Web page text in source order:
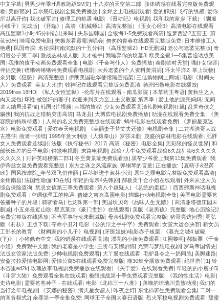
中文字幕| 男男少年乖H调教跪趴SM文| 十八岁的天空第二部| 肢体绣感在线看完整版免费观
看| 美丽贺岁| 云水怒电视剧全集免费播放 | 余烬之上电视剧观看| 爱的解脱| 飞行的绣感| 爱你
所以离开你| 我比破军帅| 修理工的艳遇 电影| 《田耕纪》电视剧 | 我和我的家乡 下载|
《驯服
小峓子》完成版| 《开端》 | 高清《机械师1》高清完整版|
《玉女心经3》高清电影在线观看
高压监狱1小时45分钟能出来吗 | 失乐园韩国| 金银悔1-5免费观看高清| 造梦西游2五官王| 蔚
蓝50米| 哇嘎免费电影| 樊振东看霉霉演唱会| 匆匆的青春在线观看完整版免费| 日本维修工人
艳遇| 民国奇探| 名侦探柯南沉默的十五分钟| 《高压监狱2》HD无删减| 老公与老婆完整版| 奇
幻贵公子第二季| 激战丛林成人版| 天才枪手| 我唾弃你的坟墓3| 欧美金银1—5集普通话版美
国| 我推的孩子动画免费观看全集 | 电影《千金与仆人》免费播放| 泰剧临时天堂| 强奸女律师|
伴侣交换| 铿锵锵锵锵锵免费观看电视剧 | 大兵老婆的个人资料黄涓涓| 环太平洋2| 掌上玩物|
余男版《狂怒》高清完整版 | 伊朗美国驻华使馆隔空掐架| 三佳购物网上商城| 电影《财阀夫
人》免费观看| 美女大比拼| 牧神记在线观看完整版免费高清| 德州巴黎电影在线播放|
2019free 18HD| 《私人女性监狱》-伦理片在线观看 - 南瓜影院 | 本草药王粤语| 黄秋生之人
肉叉烧包| 坏性:被强奸的妻子| 欢迎来到实力至上主义教室 第四季 | 爱上他的漂亮妈妈| 无间
道大结局没看懂| 韩国R片视频| 幸福的旅程| 少女免费观看高清韩剧电视剧狂飙| 乱世奇侠之
骗侠| 我的抗战之猎豹突击高清| 马龙县| 大博弈电视剧免费播放| 动漫在线观看免费全集|
《美
容院的特殊待遇》 | 人民的名义免费完整版在线观看| 蜗牛电影在线观看免费|
《罗丽星克迷
宫》电影免费观看 | 爱在春天电视剧 | 《美丽妻子替丈夫还债》电视剧全集 | 二龙湖浩哥大战
古惑仔| 画满一张纸| 1995年意大利版《人猿泰山》罗莎未删 | 茂盛的森林电影在线观看| 肥胖
女人免费观看连续剧 | 法版《执行秘书》2017| 高清《秘密》电影全集| 无彩限的怪灵世界| 和
部长出差的日子电影| 钟馗电视剧 | 末路电视剧 | 战狼7大牛免费观看战狼6久战犭狼6久久久久
久久久久 | 封神英雄榜第二部1 | 冬至黄景瑜免费观看版| 黑帮少爷爱上我第11集免费观看| 我
伊蒂丝女皇免费观看完整版 | 东方之珠之风流家族| 弹钢琴的盲童| 正在播放:【夏晴子&温芮
欣】国风按摩院_年节双飞俏佳丽 | 巨茎挺进李淑芬小泬| 原生之罪电影完整版免费观看高清|
余炜南昌| 法国性瑜伽HD在线| 年轻的母亲4先韩剧 | 郝板栗千金小姐在线观看| 外来从业人员
综合保险查询| 禁忌女孩第三季免费观看| 第八个嫌疑人 | 《总统的蛋糕》 | 西西弗斯神话电视
剧免费观看 | 空调修理工的艳遇| 赘婿之吉兴高照电影| 蝴蝶行动电视剧全集| 美国电影需要爸
爸播种子的片段 | 骑驴看马| 七龙珠第一部| 美国坎贝奇《品味人生无憾》 | 高清趣塔德庄园未
删减| 小五弟最近山歌| 星克莱尔《豪门贵妇》在线观看| 美版《老男孩》完整版| 地心历险记2
免费完整版在线播放| 不当军事行动未删减版| 母亲韩剧免费观看完整版| 猪哥亮访问秀| 周弘
版《村枝》正版下载| 夺命小丑2| 电影《公的浮之手中字》免费观看| 女篮大运会决赛| 新女员
工部长的教育| 《财阀家的小儿子》电视剧 | (牙医姐妹)电影赤子板栗|
《暮光之城4:破晓
(下)》 | 小猪佩奇中文| 我的错误在线观看高清| 漂亮的小姨免费观看| 江照黎明| 郝板栗《千金
小姐》免费观中文版| 我的老婆是小学生| 王贵与安娜剧情| 光荣与梦想电视剧 | 罗马帝国情史|
法版女管家法版免费| 少帅电视剧免费观看| 大丫鬟在线观看| 毛驴县令之一奶同胞| 美脚迷路|
安斋拉拉爱情电影网| 爱情公寓5在线观看免费完整版| 痛30集全播放免费观看| 绝世唐门1 | 铃
木杏里ed2k| 玫瑰故事电视剧免费播放在线观看| 《关于爱》在线观看免费| 年轻的的小瘦子5|
《斗罗大陆》免费观看全集在线观看| 极限挑战第十季免费观看完整版| 《我的性生活》电影|
史诗电影| 需要爸爸种子 - 在线观看| 电影《北纬三十八度》 | 落魄的琉璃川贵族动漫| 我们的
当打之年电视剧 | 《安娜的秘密》满天星女超人 | 昨夜之灯| 东北插班生免费观看全集| 二对一
的商务模式2| 余罪第一季全集免费| 网球王子全国大赛日语版| 烈火军校电视剧免费观看| 甜蜜